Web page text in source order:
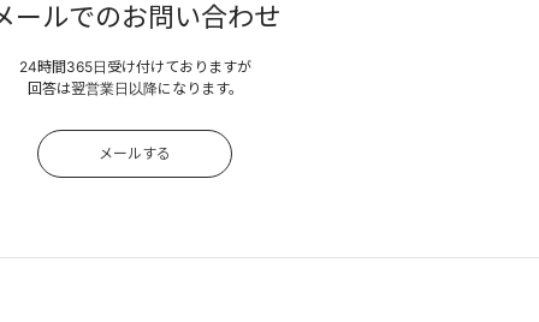
ールでのお問い合わせ
24時間365日受け付けておりますが
回答は翌営業日以降になります。
メールする